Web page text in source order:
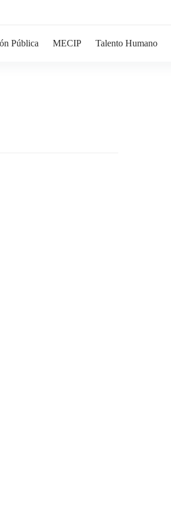
Pública MECIP Talento Humano